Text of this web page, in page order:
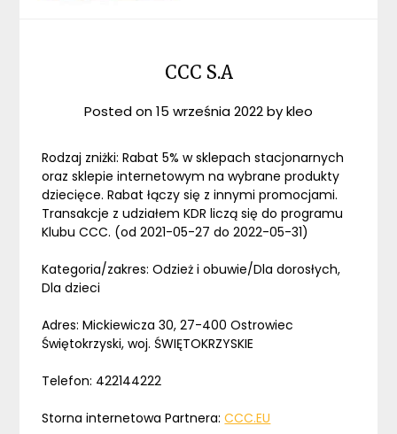
CCC S.A
Posted on15 września 2022bykleo
Rodzaj zniżki: Rabat 5% w sklepach stacjonarnych
oraz sklepie internetowym na wybrane produkty
dziecięce. Rabat łączy się z innymi promocjami.
Transakcje z udziałem KDR liczą się do programu
Klubu CCC. (od 2021-05-27 do 2022-05-31)
Kategoria/zakres: Odzież i obuwie/Dla dorosłych,
Dla dzieci
Adres: Mickiewicza 30, 27-400 Ostrowiec
Świętokrzyski, woj. ŚWIĘTOKRZYSKIE
Telefon: 422144222
Storna internetowa Partnera:CCC.EU